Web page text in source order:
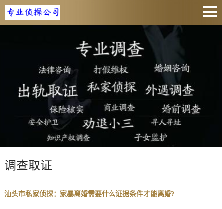
公司介绍
新闻内容
侦探百科
联系我们
调查取证
汕头市私家侦探：家暴离婚需要什么证据条件才能离婚?